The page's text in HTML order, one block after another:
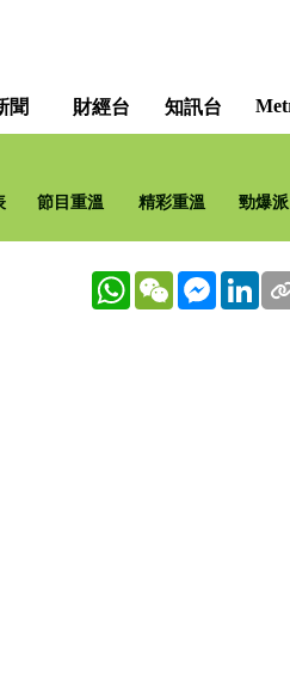
聞 財經台 知訊台
節目重溫 精彩重溫 勁爆
WhatsApp
WeChat